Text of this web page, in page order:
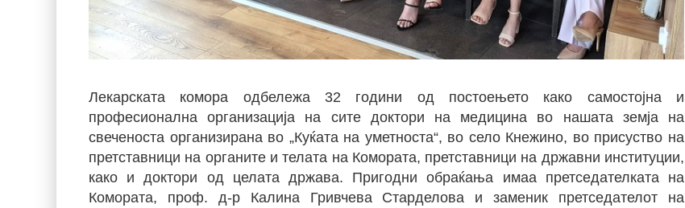
Лекарската комора одбележа 32 години од постоењето како самостојна и
професионална организација на сите доктори на медицина во нашата земја на
свеченоста организирана во „Куќата на уметноста“, во село Кнежино, во присуство на
претставници на органите и телата на Комората, претставници на државни институции,
како и доктори од целата држава. Пригодни обраќања имаа претседателката на
Комората, проф. д-р Калина Гривчева Старделова и заменик претседателот на